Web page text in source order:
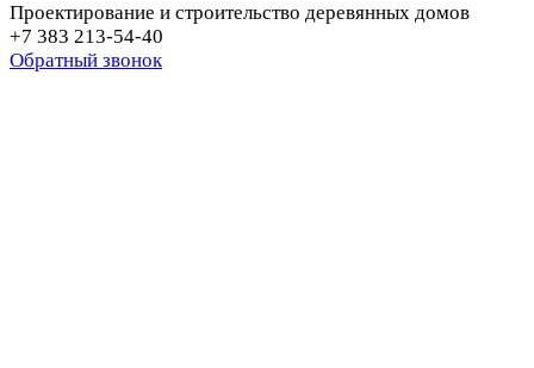
Проектирование и строительство деревянных домов
+7 383 213-54-40
Обратный звонок